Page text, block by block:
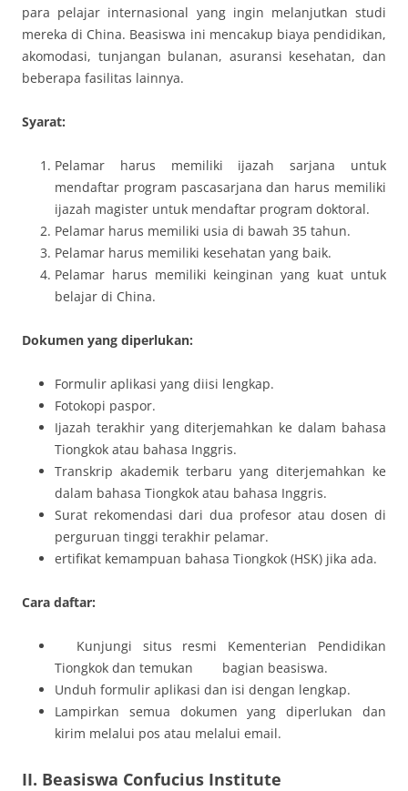
para pelajar internasional yang ingin melanjutkan studi
mereka di China. Beasiswa ini mencakup biaya pendidikan,
akomodasi, tunjangan bulanan, asuransi kesehatan, dan
beberapa fasilitas lainnya.
Syarat:
Pelamar harus memiliki ijazah sarjana untuk
mendaftar program pascasarjana dan harus memiliki
ijazah magister untuk mendaftar program doktoral.
Pelamar harus memiliki usia di bawah 35 tahun.
Pelamar harus memiliki kesehatan yang baik.
Pelamar harus memiliki keinginan yang kuat untuk
belajar di China.
Dokumen yang diperlukan:
Formulir aplikasi yang diisi lengkap.
Fotokopi paspor.
Ijazah terakhir yang diterjemahkan ke dalam bahasa
Tiongkok atau bahasa Inggris.
Transkrip akademik terbaru yang diterjemahkan ke
dalam bahasa Tiongkok atau bahasa Inggris.
Surat rekomendasi dari dua profesor atau dosen di
perguruan tinggi terakhir pelamar.
ertifikat kemampuan bahasa Tiongkok (HSK) jika ada.
Cara daftar:
Kunjungi situs resmi Kementerian Pendidikan
Tiongkok dan temukan bagian beasiswa.
Unduh formulir aplikasi dan isi dengan lengkap.
Lampirkan semua dokumen yang diperlukan dan
kirim melalui pos atau melalui email.
II. Beasiswa Confucius Institute